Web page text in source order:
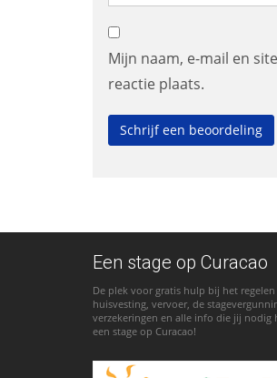
Mijn naam, e-mail en
reactie plaats.
Een stage op Curacao
De plek voor gratis hulp bij het regelen
huisvesting, vervoer, de
verzekeringen en alle info die jij nodig
een stage op Curacao!